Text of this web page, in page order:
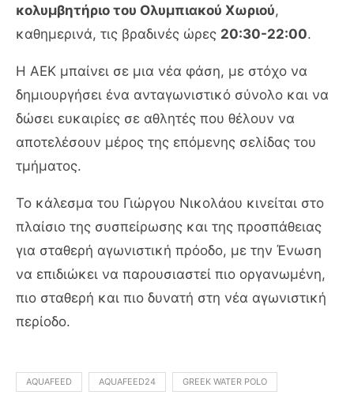
κολυμβητήριο του Ολυμπιακού Χωριού,
καθημερινά, τις βραδινές ώρες 20:30-22:00.
Η ΑΕΚ μπαίνει σε μια νέα φάση, με στόχο να
δημιουργήσει ένα ανταγωνιστικό σύνολο και να
δώσει ευκαιρίες σε αθλητές που θέλουν να
αποτελέσουν μέρος της επόμενης σελίδας του
τμήματος.
Το κάλεσμα του Γιώργου Νικολάου κινείται στο
πλαίσιο της συσπείρωσης και της προσπάθειας
για σταθερή αγωνιστική πρόοδο, με την Ένωση
να επιδιώκει να παρουσιαστεί πιο οργανωμένη,
πιο σταθερή και πιο δυνατή στη νέα αγωνιστική
περίοδο.
AQUAFEED AQUAFEED24 GREEK WATER POLO